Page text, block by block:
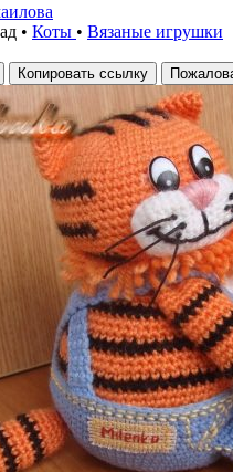
• Коты • Вязаные игрушки
Копировать ссылку